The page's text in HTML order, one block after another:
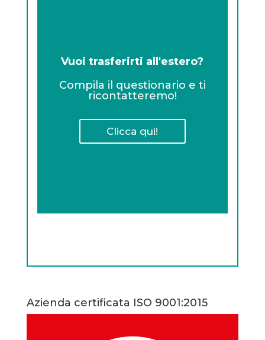
Vuoi trasferirti all'estero?
Compila il questionario e ti
ricontatteremo!
Clicca qui!
Azienda certificata ISO 9001:2015